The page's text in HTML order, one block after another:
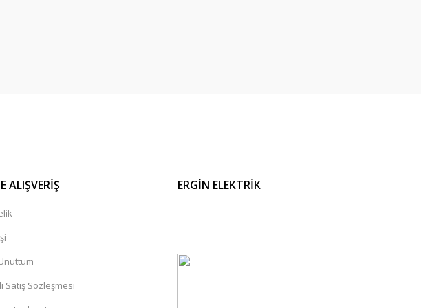
ALIŞVERİŞ
Satış Sözleşmesi
ERGİN ELEKTRİK